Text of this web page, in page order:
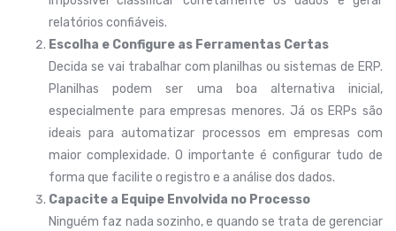
relatórios confiáveis.
Escolha e Configure as Ferramentas Certas
Decida se vai trabalhar com planilhas ou sistemas de ERP.
Planilhas podem ser uma boa alternativa inicial,
especialmente para empresas menores. Já os ERPs são
ideais para automatizar processos em empresas com
maior complexidade. O importante é configurar tudo de
forma que facilite o registro e a análise dos dados.
Capacite a Equipe Envolvida no Processo
Ninguém faz nada sozinho, e quando se trata de gerenciar